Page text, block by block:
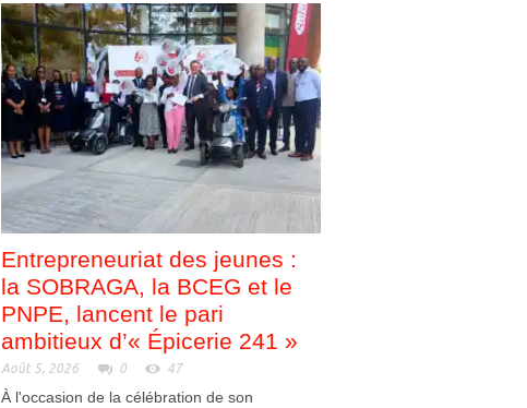
Entrepreneuriat des jeunes :
la SOBRAGA, la BCEG et le
PNPE, lancent le pari
ambitieux d’« Épicerie 241 »
Août 5, 2026 0 47
À l'occasion de la célébration de son